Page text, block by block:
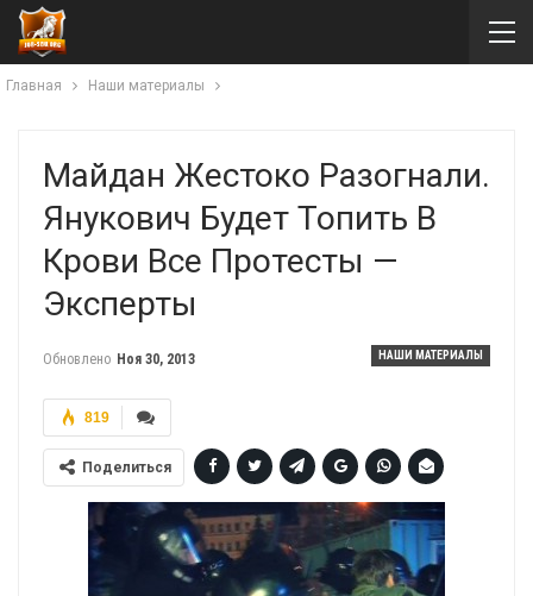
Главная Наши материалы
Майдан Жестоко Разогнали.
Янукович Будет Топить В
Крови Все Протесты —
Эксперты
НАШИ МАТЕРИАЛЫ
Обновлено Ноя 30, 2013
819
Поделиться